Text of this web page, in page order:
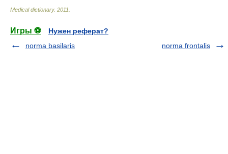
Medical dictionary. 2011
Игры ⚽
Нужен реферат?
norma basilaris
norma frontalis